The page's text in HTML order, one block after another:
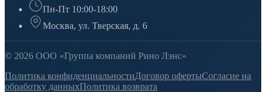
Пн-Пт 10:00-18:00
Москва, ул. Тверская, д. 6
© 2026 ООО «Группа компаний Рино Лэнс»
Политика конфиденциальностиДоговор офертыСогласие на
обработку данныхПолитика возврата